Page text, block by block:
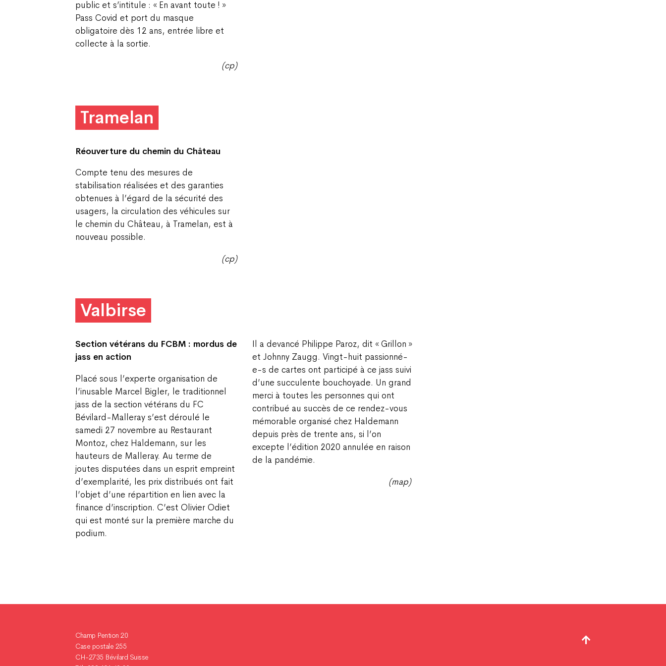
public et s’intitule : « En avant toute ! »
Pass Covid et port du masque
obligatoire dès 12 ans, entrée libre et
collecte à la sortie.
(cp)
Tramelan
Réouverture du chemin du Château
Compte tenu des mesures de
stabilisation réalisées et des garanties
obtenues à l’égard de la sécurité des
usagers, la circulation des véhicules sur
le chemin du Château, à Tramelan, est à
nouveau possible.
(cp)
Valbirse
Section vétérans du FCBM : mordus de
jass en action
Placé sous l’experte organisation de
l’inusable Marcel Bigler, le traditionnel
jass de la section vétérans du FC
Bévilard-Malleray s’est déroulé le
samedi 27 novembre au Restaurant
Montoz, chez Haldemann, sur les
hauteurs de Malleray. Au terme de
joutes disputées dans un esprit empreint
d’exemplarité, les prix distribués ont fait
l’objet d’une répartition en lien avec la
finance d’inscription. C’est Olivier Odiet
qui est monté sur la première marche du
podium.
Il a devancé Philippe Paroz, dit « Grillon »
et Johnny Zaugg. Vingt-huit passionné-
e-s de cartes ont participé à ce jass suivi
d’une succulente bouchoyade. Un grand
merci à toutes les personnes qui ont
contribué au succès de ce rendez-vous
mémorable organisé chez Haldemann
depuis près de trente ans, si l’on
excepte l’édition 2020 annulée en raison
de la pandémie.
(map)
Champ Pention 20
Case postale 255
CH-2735 Bévilard Suisse